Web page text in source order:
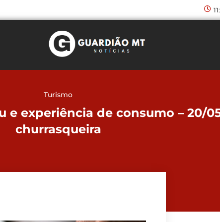
Turismo
experiência de consumo – 20/
churrasqueira